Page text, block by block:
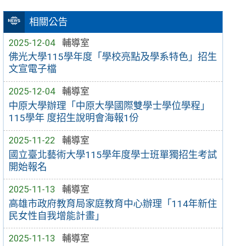
相關公告
2025-12-04 輔導室
佛光大學115學年度「學校亮點及學系特色」招生
文宣電子檔
2025-12-04 輔導室
中原大學辦理「中原大學國際雙學士學位學程」
115學年 度招生說明會海報1份
2025-11-22 輔導室
國立臺北藝術大學115學年度學士班單獨招生考試
開始報名
2025-11-13 輔導室
高雄市政府教育局家庭教育中心辦理「114年新住
民女性自我增能計畫」
2025-11-13 輔導室